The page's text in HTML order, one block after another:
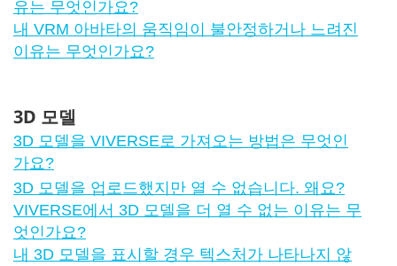
유는 무엇인가요?
내 VRM 아바타의 움직임이 불안정하거나 느려진
이유는 무엇인가요?
3D 모델
3D 모델을 VIVERSE로 가져오는 방법은 무엇인
가요?
3D 모델을 업로드했지만 열 수 없습니다. 왜요?
VIVERSE에서 3D 모델을 더 열 수 없는 이유는 무
엇인가요?
내 3D 모델을 표시할 경우 텍스처가 나타나지 않